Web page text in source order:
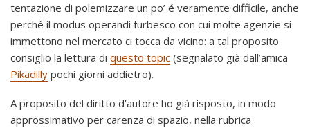
tentazione di polemizzare un po’ é veramente difficile, anche
perché il modus operandi furbesco con cui molte agenzie si
immettono nel mercato ci tocca da vicino: a tal proposito
consiglio la lettura di questo topic (segnalato già dall’amica
Pikadilly pochi giorni addietro).
A proposito del diritto d’autore ho già risposto, in modo
approssimativo per carenza di spazio, nella rubrica